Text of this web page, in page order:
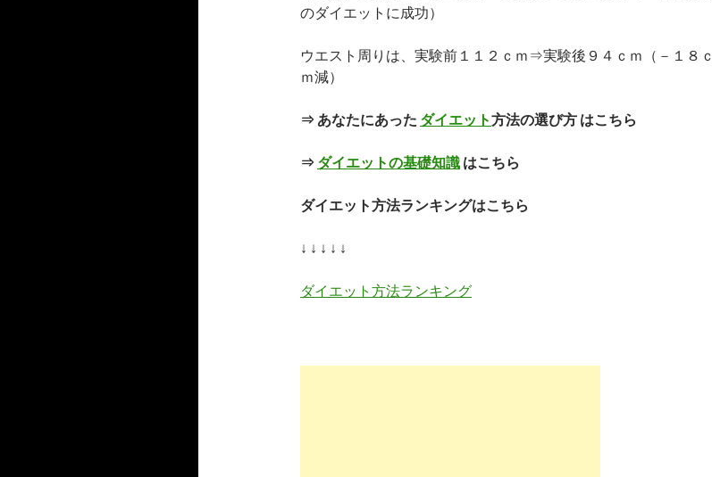
のダイエットに成功）
ウエスト周りは、実験前１１２ｃｍ⇒実験後９４ｃｍ（－１８ｃ
ｍ減）
⇒ あなたにあった ダイエット方法の選び方 はこちら
⇒ ダイエットの基礎知識 はこちら
ダイエット方法ランキングはこちら
↓ ↓ ↓ ↓ ↓
ダイエット方法ランキング